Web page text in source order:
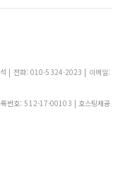
석 | 전화: 010-5324-2023 | 이메일:
록번호:512-17-00103 | 호스팅제공